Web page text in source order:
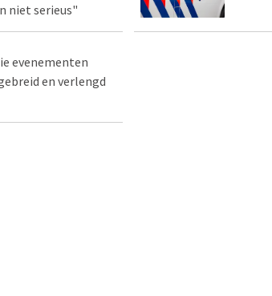
niet serieus"
evenementen
en verlengd